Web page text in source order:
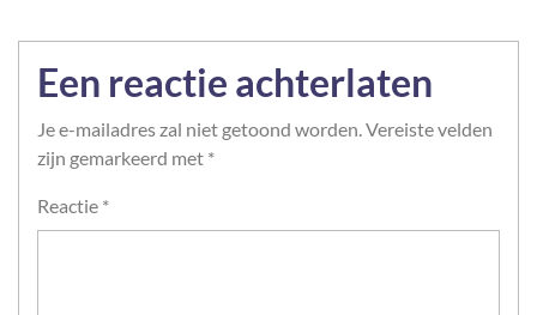
Een reactie achterlaten
Je e-mailadres zal niet getoond worden.Vereiste velden
zijn gemarkeerd met *
Reactie *